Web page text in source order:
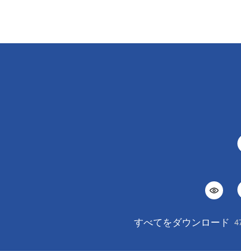
すべてをダウンロード